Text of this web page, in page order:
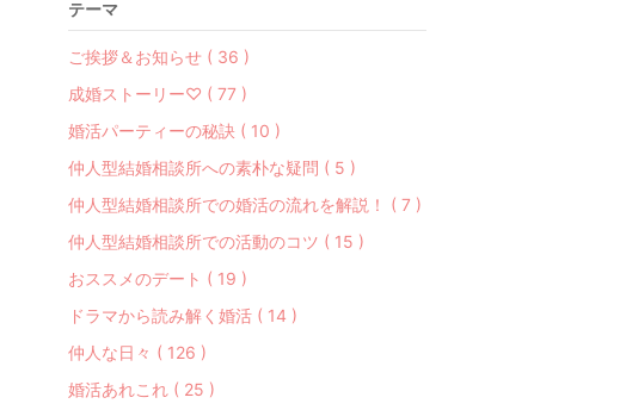
テーマ
ご挨拶＆お知らせ ( 36 )
成婚ストーリー♡ ( 77 )
婚活パーティーの秘訣 ( 10 )
仲人型結婚相談所への素朴な疑問 ( 5 )
仲人型結婚相談所での婚活の流れを解説！ ( 7 )
仲人型結婚相談所での活動のコツ ( 15 )
おススメのデート ( 19 )
ドラマから読み解く婚活 ( 14 )
仲人な日々 ( 126 )
婚活あれこれ ( 25 )